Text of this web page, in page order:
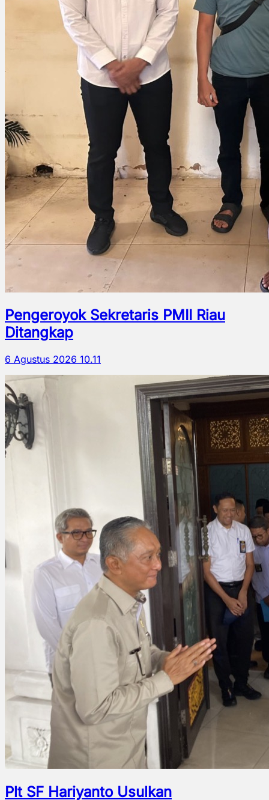
Pengeroyok Sekretaris PMII Riau
Ditangkap
6 Agustus 2026 10.11
Plt SF Hariyanto Usulkan